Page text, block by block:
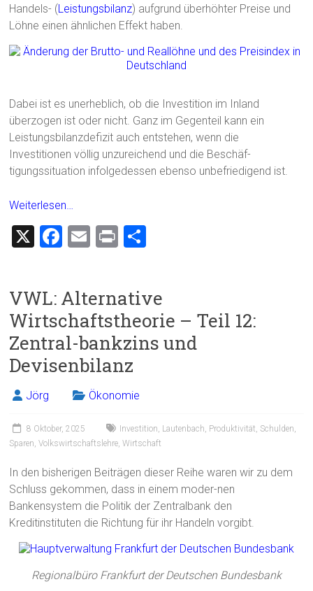
Handels- (Leistungsbilanz) aufgrund überhöhter Preise und
Löhne einen ähnlichen Effekt haben.
Dabei ist es unerheblich, ob die Investition im Inland
überzogen ist oder nicht. Ganz im Gegenteil kann ein
Leistungsbilanzdefizit auch entstehen, wenn die
Investitionen völlig unzureichend und die Beschäf-
tigungssituation infolgedessen ebenso unbefriedigend ist.
Weiterlesen…
X
F
b
o
ok
E
l
Pr
n
VWL: Alternative
Wirtschaftstheorie – Teil 12:
Zentral-bankzins und
Devisenbilanz
Jörg Ökonomie
8 Oktober, 2025 Investition, Lautenbach, Produktivität, Schulden,
Sparen,Volkswirtschaftslehre,Wirtschaft
In den bisherigen Beiträgen dieser Reihe waren wir zu dem
Schluss gekommen, dass in einem moder-nen
Bankensystem die Politik der Zentralbank den
Kreditinstituten die Richtung für ihr Handeln vorgibt.
Regionalbüro Frankfurt der Deutschen Bundesbank